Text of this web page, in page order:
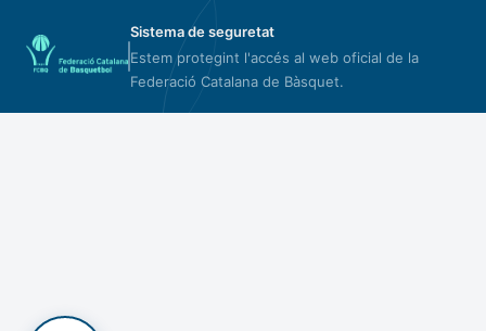
Sistema de seguretat
Estem protegint l'accés al web oficial de la
Federació Catalana de Bàsquet.